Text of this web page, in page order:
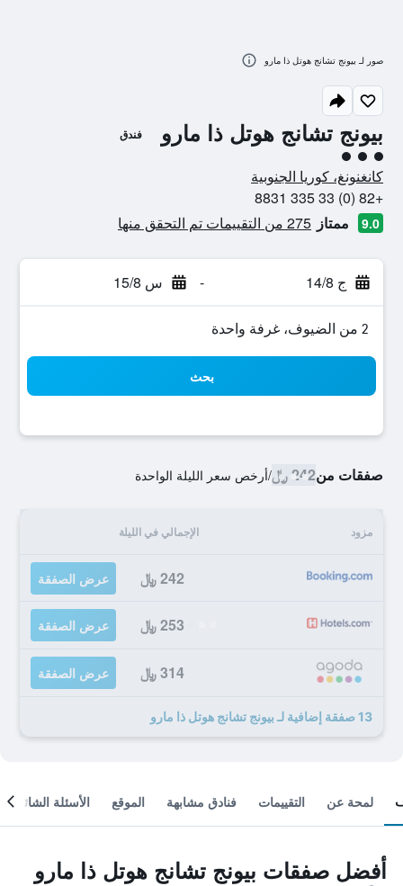
بيونج تشانج هوتل ذا مارو فندق
تقييم فئة 3
كانغنونغ، كوريا الجنوبية
+82 (0) 33 335 8831
9.0 ممتاز 275 من التقييمات تم التحقق منها
ج 14/8 - س 15/8
2 من الضيوف، غرفة واحدة
بحث
صفقات من242 ﷼ /أرخص سعر الليلة الواحدة
مزود الإجمالي في الليلة
242 ﷼ عرض الصفقة
253 ﷼ عرض الصفقة
314 ﷼ عرض الصفقة
13 صفقة إضافية لـ بيونج تشانج هوتل ذا مارو
صور لـ بيونج تشانج هوتل ذا مارو
لمحة عن التقييمات فنادق مشابهة الموقع الأسئلة الشائعة
أفضل صفقات بيونج تشانج هوتل ذا مارو